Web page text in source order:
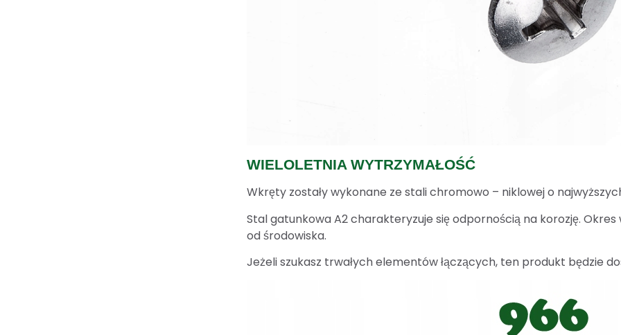
WIELOLETNIA WYTRZYMAŁOŚĆ
Wkręty zostały wykonane ze stali chromowo – niklowej o
Stal gatunkowa A2 charakteryzuje się odpornością na korozję.
od środowiska.
Jeżeli szukasz trwałych elementów łączących, ten produkt będzie